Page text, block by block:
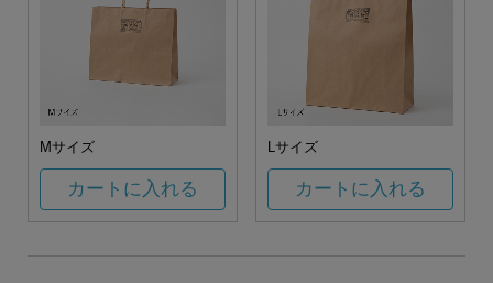
Mサイズ
カートに入れる
Lサイズ
カートに入れる